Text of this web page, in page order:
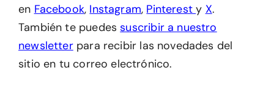
en Facebook, Instagram, Pinteresty X.
También te puedessuscribir a nuestro
newsletterpara recibir las novedades del
sitio en tu correo electrónico.